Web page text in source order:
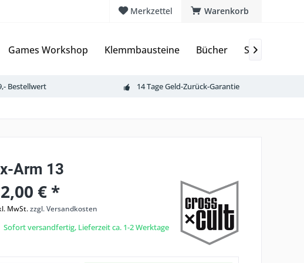
Warenkorb
Merkzettel
Games Workshop Klemmbausteine Bücher 
Bestellwert 14 Tage Geld-Zurück-Garantie
Arm 13
€ *
MwSt.zzgl. Versandkosten
Sofort versandfertig, Lieferzeit ca. 1-2 Werktage